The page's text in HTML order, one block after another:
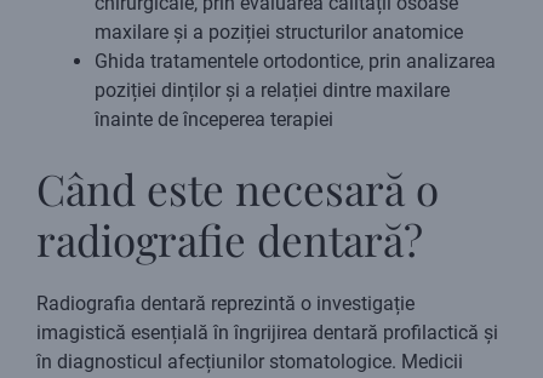
maxilare și a poziției structurilor anatomice
Ghida tratamentele ortodontice, prin analizarea
poziției dinților și a relației dintre maxilare
înainte de începerea terapiei
Când este necesară o
radiografie dentară?
Radiografia dentară reprezintă o investigație
imagistică esențială în îngrijirea dentară profilactică și
în diagnosticul afecțiunilor stomatologice. Medicii